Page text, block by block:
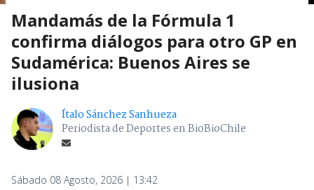
Mandamás de la Fórmula 1
confirma diálogos para otro GP en
Sudamérica: Buenos Aires se
ilusiona
Ítalo Sánchez Sanhueza
Periodista de Deportes en BioBioChile
Sábado 08 Agosto, 2026 | 13:42